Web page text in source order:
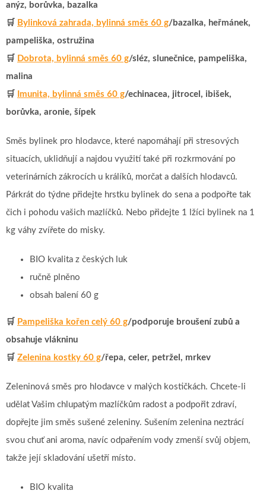
anýz, borůvka, bazalka
🛒 Bylinková zahrada, bylinná směs 60 g/bazalka, heřmánek,
pampeliška, ostružina
🛒 Dobrota, bylinná směs 60 g/sléz, slunečnice, pampeliška,
malina
🛒
Imunita, bylinná směs 60 g/echinacea, jitrocel, ibišek,
borůvka, aronie, šípek
Směs bylinek pro hlodavce, které napomáhají při stresových
situacích, uklidňují a najdou využití také při rozkrmování po
veterinárních zákrocích u králíků, morčat a dalších hlodavců.
Párkrát do týdne přidejte hrstku bylinek do sena a podpořte tak
čich i pohodu vašich mazlíčků. Nebo přidejte 1 lžíci bylinek na 1
kg váhy zvířete do misky.
BIO kvalita z českých luk
ručně plněno
obsah balení 60 g
🛒 Pampeliška kořen celý 60 g/podporuje broušení zubů a
obsahuje vlákninu
🛒 Zelenina kostky 60 g/řepa, celer, petržel, mrkev
Zeleninová směs pro hlodavce v malých kostičkách. Chcete-li
udělat Vašim chlupatým mazlíčkům radost a podpořit zdraví,
dopřejte jim směs sušené zeleniny. Sušením zelenina neztrácí
svou chuť ani aroma, navíc odpařením vody zmenší svůj objem,
takže její skladování ušetří místo.
BIO kvalita